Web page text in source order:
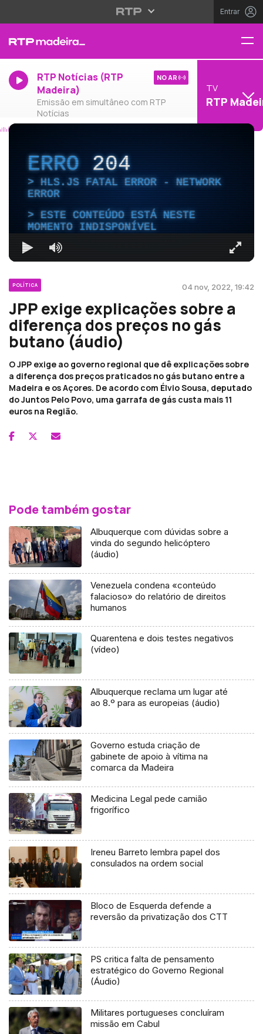
Entrar
RTP Notícias (RTP
Madeira)
Emissão em simultâneo com RTP
Notícias
NO AR
TV
RTP
ERRO204
HLS.JS FATAL ERROR - NETWORK
ERROR
ESTE CONTEÚDO ESTÁ NESTE
MOMENTO INDISPONÍVEL
POLÍTICA 04 nov, 2022, 19:42
JPP exige explicações sobre a
diferença dos preços no gás
butano (áudio)
O JPP exige ao governo regional que dê explicações sobre
a diferença dos preços praticados no gás butano entre a
Madeira e os Açores. De acordo com Élvio Sousa, deputado
do Juntos Pelo Povo, uma garrafa de gás custa mais 11
euros na Região.
Pode também gostar
Albuquerque com dúvidas sobre a
vinda do segundo helicóptero
(áudio)
Venezuela condena «conteúdo
falacioso» do relatório de direitos
humanos
Quarentena e dois testes negativos
(vídeo)
Albuquerque reclama um lugar até
ao 8.º para as europeias (áudio)
Governo estuda criação de
gabinete de apoio à vítima na
comarca da Madeira
Medicina Legal pede camião
frigorífico
Ireneu Barreto lembra papel dos
consulados na ordem social
Bloco de Esquerda defende a
reversão da privatização dos CTT
PS critica falta de pensamento
estratégico do Governo Regional
(Áudio)
Militares portugueses concluíram
missão em Cabul